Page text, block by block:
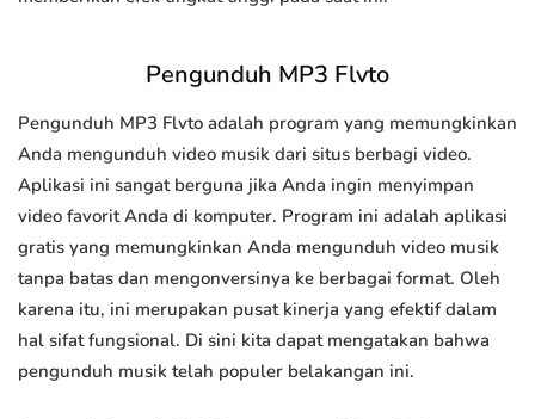
Pengunduh MP3 Flvto
Pengunduh MP3 Flvto adalah program yang memungkinkan
Anda mengunduh video musik dari situs berbagi video.
Aplikasi ini sangat berguna jika Anda ingin menyimpan
video favorit Anda di komputer. Program ini adalah aplikasi
gratis yang memungkinkan Anda mengunduh video musik
tanpa batas dan mengonversinya ke berbagai format. Oleh
karena itu, ini merupakan pusat kinerja yang efektif dalam
hal sifat fungsional. Di sini kita dapat mengatakan bahwa
pengunduh musik telah populer belakangan ini.